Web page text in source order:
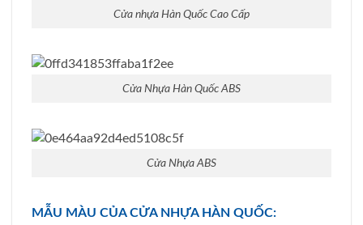
Cửa nhựa Hàn Quốc Cao Cấp
Cửa Nhựa Hàn Quốc ABS
Cửa Nhựa ABS
MẪU MÀU CỦA CỬA NHỰA HÀN QUỐC: